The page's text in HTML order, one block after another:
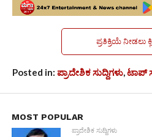
ಪ್ರತಿಕ್ರಿಯೆ ನೀಡಲು
Posted in: ಪ್ರಾದೇಶಿಕ ಸುದ್ದಿಗಳು,ಟಾಪ್
MOST POPULAR
ಪ್ರಾದೇಶಿಕ ಸುದ್ದಿಗಳು